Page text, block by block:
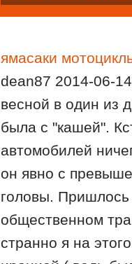
ямасаки
dean87 2014-06-
весной в один из
была с "кашей".
автомобилей
он явно с
головы. Пришлось
общественном
странно я на